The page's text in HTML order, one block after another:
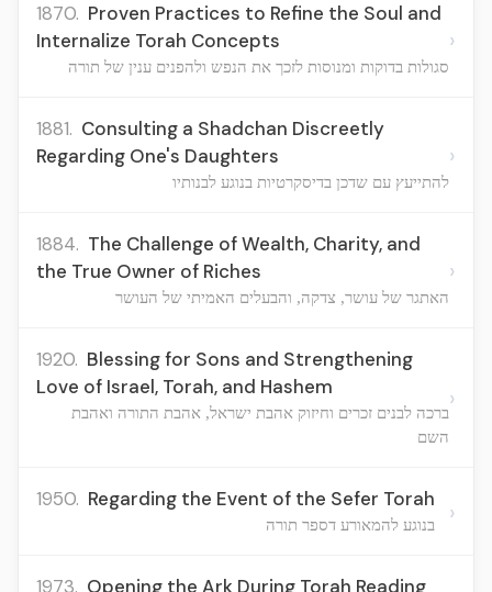
1870. Proven Practices to Refine the Soul and
Internalize Torah Concepts
סגולות בדוקות ומנוסות לזכך את הנפש ולהפנים ענין של תורה
›
1881. Consulting a Shadchan Discreetly
Regarding One's Daughters
להתייעץ עם שדכן בדיסקרטיות בנוגע לבנותיו
›
1884. The Challenge of Wealth, Charity, and
the True Owner of Riches
האתגר של עושר, צדקה, והבעלים האמיתי של העושר
›
1920. Blessing for Sons and Strengthening
Love of Israel, Torah, and Hashem
ברכה לבנים זכרים וחיזוק אהבת ישראל, אהבת התורה ואהבת
השם
›
1950. Regarding the Event of the Sefer Torah
בנוגע להמאורע דספר תורה ›
1973. Opening the Ark During Torah Reading